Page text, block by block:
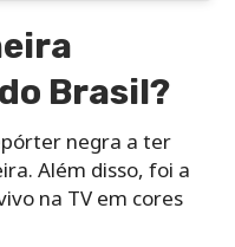
Brasil?
negra a ter
Além disso, foi a
na TV em cores